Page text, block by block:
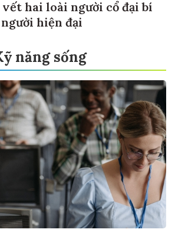
hai loài người cổ đại bí
hiện đại
năng sống